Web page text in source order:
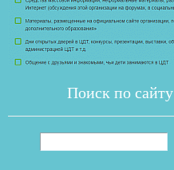
Поиск по сайту